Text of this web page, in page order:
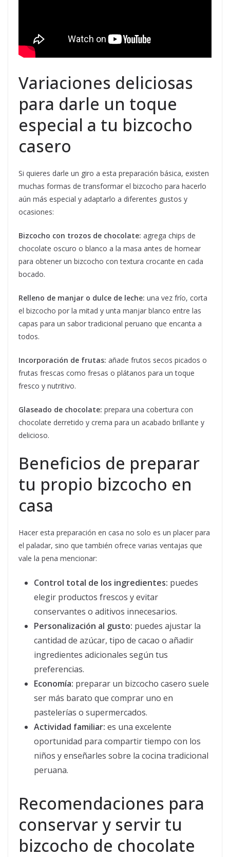
Variaciones deliciosas
para darle un toque
especial a tu bizcocho
casero
Si quieres darle un giro a esta preparación básica, existen
muchas formas de transformar el bizcocho para hacerlo
aún más especial y adaptarlo a diferentes gustos y
ocasiones:
Bizcocho con trozos de chocolate: agrega chips de
chocolate oscuro o blanco a la masa antes de hornear
para obtener un bizcocho con textura crocante en cada
bocado.
Relleno de manjar o dulce de leche: una vez frío, corta
el bizcocho por la mitad y unta manjar blanco entre las
capas para un sabor tradicional peruano que encanta a
todos.
Incorporación de frutas: añade frutos secos picados o
frutas frescas como fresas o plátanos para un toque
fresco y nutritivo.
Glaseado de chocolate: prepara una cobertura con
chocolate derretido y crema para un acabado brillante y
delicioso.
Beneficios de preparar
tu propio bizcocho en
casa
Hacer esta preparación en casa no solo es un placer para
el paladar, sino que también ofrece varias ventajas que
vale la pena mencionar:
Control total de los ingredientes: puedes
elegir productos frescos y evitar
conservantes o aditivos innecesarios.
Personalización al gusto: puedes ajustar la
cantidad de azúcar, tipo de cacao o añadir
ingredientes adicionales según tus
preferencias.
Economía: preparar un bizcocho casero suele
ser más barato que comprar uno en
pastelerías o supermercados.
Actividad familiar: es una excelente
oportunidad para compartir tiempo con los
niños y enseñarles sobre la cocina tradicional
peruana.
Recomendaciones para
conservar y servir tu
bizcocho de chocolate